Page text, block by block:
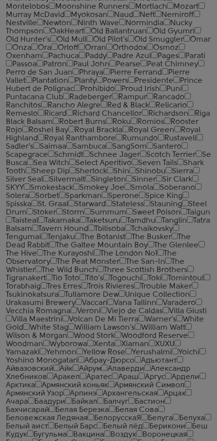
Montelobos
Moonshine Runners Mortlach
Mozart
Murray McDavid
Myokosan Naud Neft
Nemiroff
Nestville
Newton Ninth Wave Normindia
Nucky
Thompson
OakHeart Old Ballantruan
Old Gyumri
Old Hunter's
Old Mull Old Pilot's Old Smuggler
Omar
Onza
Ora Orloff Orran Orthodox
Osmoz
Oxenham
Pachuca Paddy Padre Azul Pages
Parati
Passoa
Patron Paul John Pearse
Peat Chimney
Perro de San Juan
Phraya Pierre Ferrand
Pierre
Vallet
Plantation Planty Powers Presidente
Prince
Hubert de Polignac
Prohibido Proud Irish
Puni
Puntacana Club
Radeberger Rampur
Rancado
Ranchitos
Rancho Alegre Red & Black
Relicario
Remeslo
Ricard Richard Chancellor Richardson
Riga
Black Balsam
Robert Burns Roku Romios
Rooster
Rojo
Roshel Bay Royal Brackla Royal Green
Royal
Highland
Royal Ranthambore Rumundo
Rustaveli
Sadler's
Saimaa Sambuca SangSom
Santero
Scapegrace
Schmidt Schnee Jager Scotch Terrier
Se
Busca
Sea Witch Select Aperitivo Seven Tails
Shark
Tooth
Sheep Dip Sherlock Shin Shinobu
Sierra
Silver Seal
Silvermalt Singleton Sinner
Sir Clark
SKYY
Smokestack Smokey Joe Smola
Soberano
Solera
Sorbet Sparkman Sperone
Spice King
Spisska
St. Graal Starward Stateless Stauning
Steel
Drum
Stoker Storm Summum Sweet Poison
Taigun
Taisteal
Takamaka Taketsuru Tamdhu Tanglin
Tatra
Balsam
Tavern Hound Tbilisoba
Tchaikovsky
Tengumai
Tenjaku The Botanist The Busker
The
Dead Rabbit
The Galtee Mountain Boy
The Glenlee
The Hive
The Kurayoshi The London №1
The
Observatory
The Peat Monster The San-In
The
Whistler
The Wild Bunch
Three Scottish Brothers
Tigranakert
Tio Toto Tito's Togouchi Toki
Tomintoul
Torabhaig
Tres Erres Trois Rivieres
Trouble Maker
Tsukinokatsura
Tullamore Dew
Unique Collection
Urakasumi Brewery
Vaccari Vana Tallinn
Varadero
Vecchia Romagna
Veroni Viejo de Caldas
Villa Giusti
Villa Maestrini
Volcan De Mi Tierra Warner's
White
Gold
White Stag William Lawson's
William Watt
Wilson & Morgan
Wood Stork
Woodford Reserve
Woodman
Wyborowa Xenta Xiaman
XUXU
Yamazaki
Yehmon Yellow Rose Yerushalmi
Yoichi
Yoshino Monogatari
Абрау-Дюрсо
Адъютант
Айвазовский
Айк Айрум Алаверди
Александр
Хлебников
Аракел Аратес Араш Аргус
Ардели
Арктика
Армянский коньяк
Армянский Символ
Армянский Узор
Арпинэ Архангельская
Арцах
Ачара
Баадури Байкал Балчуг
Бастион
Бахчисарай
Белая Березка
Белая Сова
Беловежская Ледяная
БелорусскаЯ Белуга
Белуха
Белый аист
Белый Барс Белый лёд Берикони
Беш
Кудук
Бугульма Вакцина Воздух
Воронецкая